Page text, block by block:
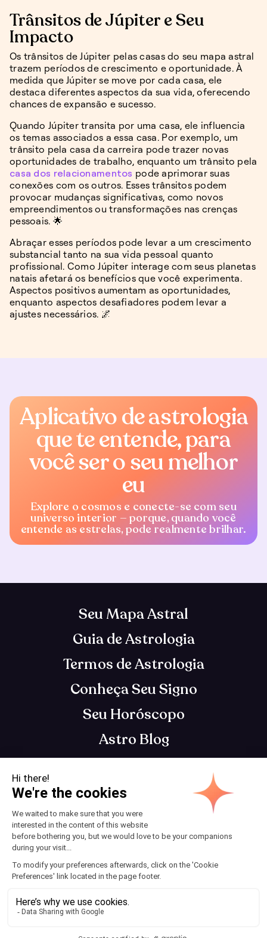
Trânsitos de Júpiter e Seu
Impacto
Os trânsitos de Júpiter pelas casas do seu mapa astral
trazem períodos de crescimento e oportunidade. À
medida que Júpiter se move por cada casa, ele
destaca diferentes aspectos da sua vida, oferecendo
chances de expansão e sucesso.
Quando Júpiter transita por uma casa, ele influencia
os temas associados a essa casa. Por exemplo, um
trânsito pela casa da carreira pode trazer novas
oportunidades de trabalho, enquanto um trânsito pela
casa dos relacionamentos pode aprimorar suas
conexões com os outros. Esses trânsitos podem
provocar mudanças significativas, como novos
empreendimentos ou transformações nas crenças
pessoais. 🌟
Abraçar esses períodos pode levar a um crescimento
substancial tanto na sua vida pessoal quanto
profissional. Como Júpiter interage com seus planetas
natais afetará os benefícios que você experimenta.
Aspectos positivos aumentam as oportunidades,
enquanto aspectos desafiadores podem levar a
ajustes necessários. 🌌
Aplicativo de astrologia
que te entende, para
você ser o seu melhor
eu
Explore o cosmos e conecte-se com seu
universo interior — porque, quando você
entende as estrelas, pode realmente brilhar.
App de astrologia que te entende, para você se
tornar o seu melhor eu
Seu Mapa Astral
Guia de Astrologia
Termos de Astrologia
Conheça Seu Signo
Seu Horóscopo
Astro Blog
Contato